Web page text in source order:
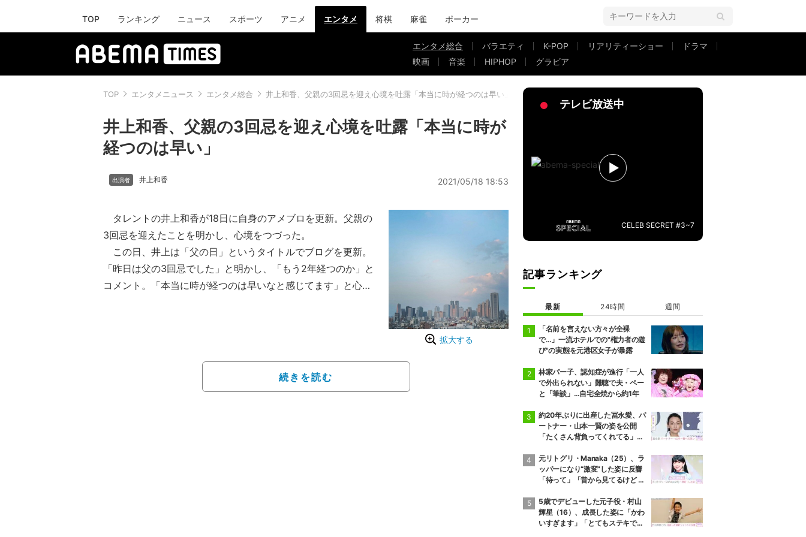
TOP ランキング ニュース スポーツ アニメ エンタメ 将棋 麻雀 ポーカー
エンタメ総合 バラエティ K-POP リアリティーショー
ドラマ
映画
音楽 HIPHOP グラビア
TOP エンタメニュース エンタメ総合 井上和香、父親の3回忌を迎え心境を吐露「本当に時が経つのは早い」
井上和香、父親の3回忌を迎え心境を吐露「本当に時が
経つのは早い」
井上和香 2021/05/18 18:53
拡大する
タレントの井上和香が18日に自身のアメブロを更新。父親の
3回忌を迎えたことを明かし、心境をつづった。
この日、井上は「父の日」というタイトルでブログを更新。
「昨日は父の3回忌でした」と明かし、「もう2年経つのか」と
コメント。「本当に時が経つのは早いなと感じてます」と心境
とお父さんも呆れながら笑ってくれてると思います。いや、怒
ってるかな？」とつづった。
続きを読む
テレビ放送中
CELEB SECRET #3~7
記事ランキング
最新 24時間 週間
「名前を言えない方々が全裸
で…」一流ホテルでの"権力者の遊
び"の実態を元港区女子が暴露
林家パー子、認知症が進行「一人
で外出られない」難聴で夫・ペー
と「筆談」…自宅全焼から約1年
約20年ぶりに出産した冨永愛、パ
ートナー・山本一賢の姿を公開
「たくさん背負ってくれてる」感
元リトグリ・Manaka（25）、ラ
ッパーになり“激変”した姿に反響
「待って」「昔から見てるけど 最
5歳でデビューした元子役・村山
輝星（16）、成長した姿に「かわ
いすぎます」「とてもステキで